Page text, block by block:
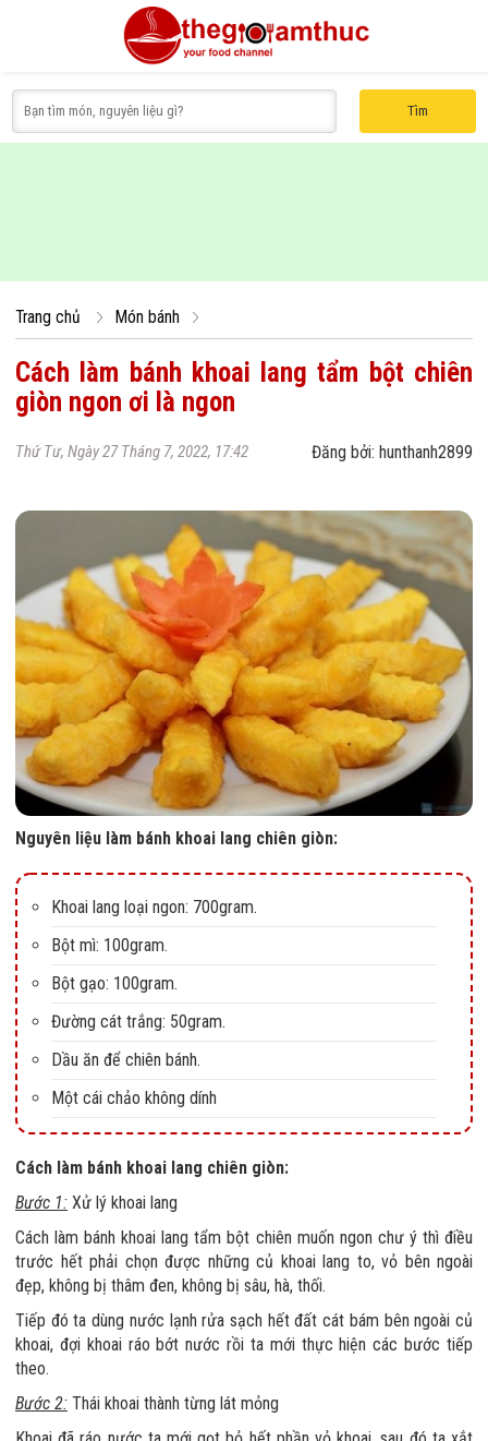
Tìm
Trang chủ Món bánh
Cách làm bánh khoai lang tẩm bột chiên
giòn ngon ơi là ngon
Thứ Tư, Ngày 27 Tháng 7, 2022, 17:42 Đăng bởi: hunthanh2899
Nguyên liệu làm bánh khoai lang chiên giòn:
Khoai lang loại ngon: 700gram.
Bột mì: 100gram.
Bột gạo: 100gram.
Đường cát trắng: 50gram.
Dầu ăn để chiên bánh.
Một cái chảo không dính
Cách làm bánh khoai lang chiên giòn:
Bước 1: Xử lý khoai lang
Cách làm bánh khoai lang tẩm bột chiên muốn ngon chư ý thì điều
trước hết phải chọn được những củ khoai lang to, vỏ bên ngoài
đẹp, không bị thâm đen, không bị sâu, hà, thối.
Tiếp đó ta dùng nước lạnh rửa sạch hết đất cát bám bên ngoài củ
khoai, đợi khoai ráo bớt nước rồi ta mới thực hiện các bước tiếp
theo.
Bước 2: Thái khoai thành từng lát mỏng